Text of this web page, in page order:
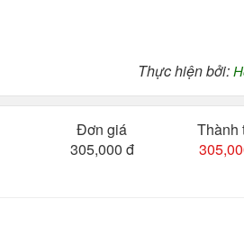
Thực hiện bởi:
Đơn giá
305,000 đ
Thành